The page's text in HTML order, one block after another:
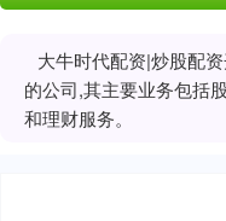
大牛时代配资|炒股配
的公司,其主要业务包括
和理财服务。